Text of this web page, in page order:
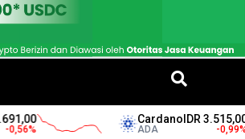
CardanoIDR 3.515,00
ADA